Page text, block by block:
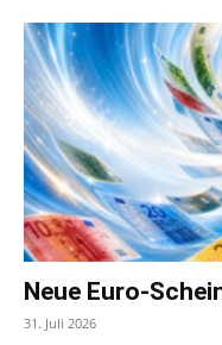
Neue Euro-
31. Juli 2026